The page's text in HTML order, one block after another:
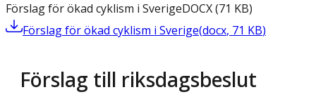
Förslag för ökad cyklism i SverigeDOCX(71 KB)
Förslag för ökad cyklism i Sverige(docx, 71 KB)
Förslag till riksdagsbeslut